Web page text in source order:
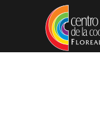
Pasar al contenido principal